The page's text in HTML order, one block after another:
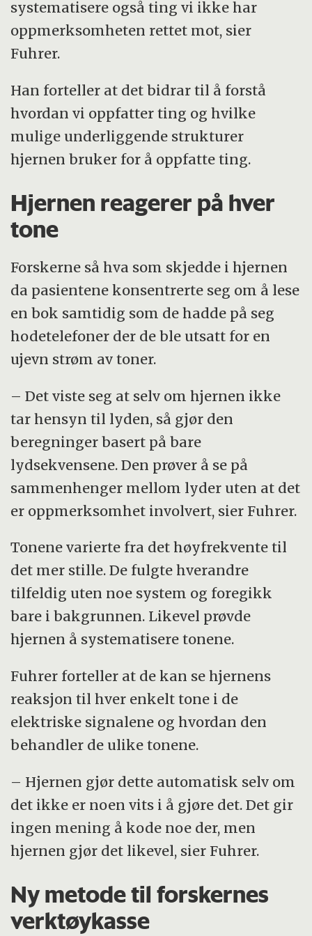
systematisere også ting vi ikke har
oppmerksomheten rettet mot, sier
Fuhrer.
Han forteller at det bidrar til å forstå
hvordan vi oppfatter ting og hvilke
mulige underliggende strukturer
hjernen bruker for å oppfatte ting.
Hjernen reagerer på hver
tone
Forskerne så hva som skjedde i hjernen
da pasientene konsentrerte seg om å lese
en bok samtidig som de hadde på seg
hodetelefoner der de ble utsatt for en
ujevn strøm av toner.
– Det viste seg at selv om hjernen ikke
tar hensyn til lyden, så gjør den
beregninger basert på bare
lydsekvensene. Den prøver å se på
sammenhenger mellom lyder uten at det
er oppmerksomhet involvert, sier Fuhrer.
Tonene varierte fra det høyfrekvente til
det mer stille. De fulgte hverandre
tilfeldig uten noe system og foregikk
bare i bakgrunnen. Likevel prøvde
hjernen å systematisere tonene.
Fuhrer forteller at de kan se hjernens
reaksjon til hver enkelt tone i de
elektriske signalene og hvordan den
behandler de ulike tonene.
– Hjernen gjør dette automatisk selv om
det ikke er noen vits i å gjøre det. Det gir
ingen mening å kode noe der, men
hjernen gjør det likevel, sier Fuhrer.
Ny metode til forskernes
verktøykasse